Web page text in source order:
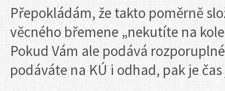
Přepokládám, že takto poměrně
věcného břemene „nekutíte na
Pokud Vám ale podává
podáváte na KÚ i odhad, pak je